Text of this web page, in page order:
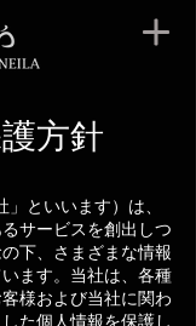
方針
といいます）は、
サービスを創出しつ
下、さまざまな情報
ます。当社は、各種
様および当社に関わ
た個人情報を保護し